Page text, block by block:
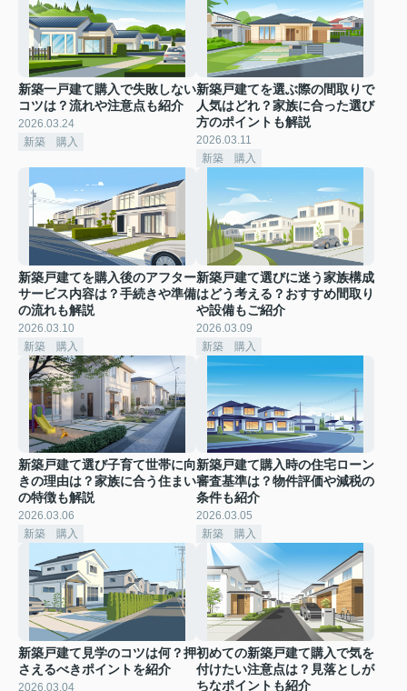
新築一戸建て購入で失敗しない
コツは？流れや注意点も紹介
2026.03.24
新築 購入
新築戸建てを選ぶ際の間取りで
人気はどれ？家族に合った選び
方のポイントも解説
2026.03.11
新築 購入
新築戸建てを購入後のアフター
サービス内容は？手続きや準備
の流れも解説
2026.03.10
新築 購入
新築戸建て選びに迷う家族構成
はどう考える？おすすめ間取り
や設備もご紹介
2026.03.09
新築 購入
新築戸建て選び子育て世帯に向
きの理由は？家族に合う住まい
の特徴も解説
2026.03.06
新築 購入
新築戸建て購入時の住宅ローン
審査基準は？物件評価や減税の
条件も紹介
2026.03.05
新築 購入
新築戸建て見学のコツは何？押
さえるべきポイントを紹介
2026.03.04
初めての新築戸建て購入で気を
付けたい注意点は？見落としが
ちなポイントも紹介